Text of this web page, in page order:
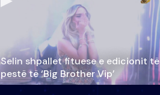
Selin shpallet fituese e edicionit të
pestë të ‘Big Brother Vip’